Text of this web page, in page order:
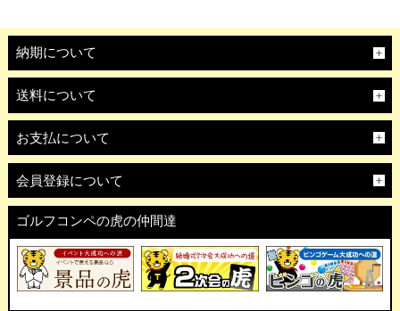
納期について
送料について
お支払について
会員登録について
ゴルフコンペの虎の仲間達